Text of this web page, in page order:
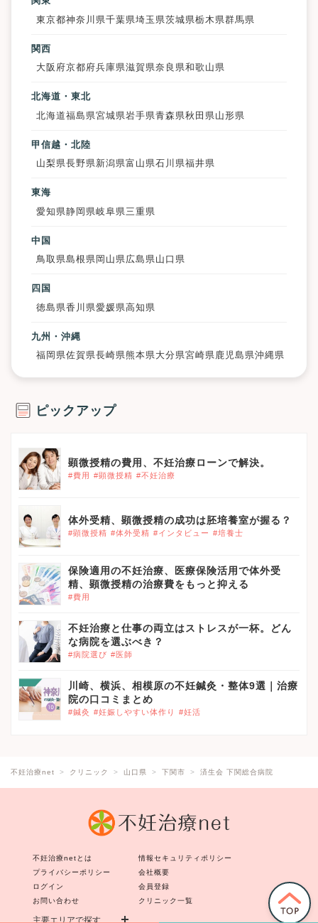
東京都神奈川県千葉県埼玉県茨城県栃木県群馬県
関西
大阪府京都府兵庫県滋賀県奈良県和歌山県
北海道・東北
北海道福島県宮城県岩手県青森県秋田県 山形県
甲信越・北陸
山梨県長野県新潟県富山県石川県福井県
東海
愛知県静岡県岐阜県 三重県
中国
鳥取県島根県 岡山県広島県山口県
四国
徳島県香川県愛媛県高知県
九州・沖縄
福岡県佐賀県長崎県熊本県大分県宮崎県鹿児島県沖縄県
ピックアップ
顕微授精の費用、不妊治療ローンで解決。
#費用 #顕微授精 #不妊治療
体外受精、顕微授精の成功は胚培養室が握る？
#顕微授精 #体外受精 #インタビュー #培養士
保険適用の不妊治療、医療保険活用で体外受
精、顕微授精の治療費をもっと抑える
#費用
不妊治療と仕事の両立はストレスが一杯。どん
な病院を選ぶべき？
#病院選び #医師
川崎、横浜、相模原の不妊鍼灸・整体9選｜治療
院の口コミまとめ
#鍼灸 #妊娠しやすい体作り #妊活
不妊治療net クリニック 山口県 下関市 済生会 下関総合病院
不妊治療netとは
情報セキュリティポリシー
プライバシーポリシー
会社概要
ログイン
会員登録
お問い合わせ
クリニック一覧
主要エリアで探す